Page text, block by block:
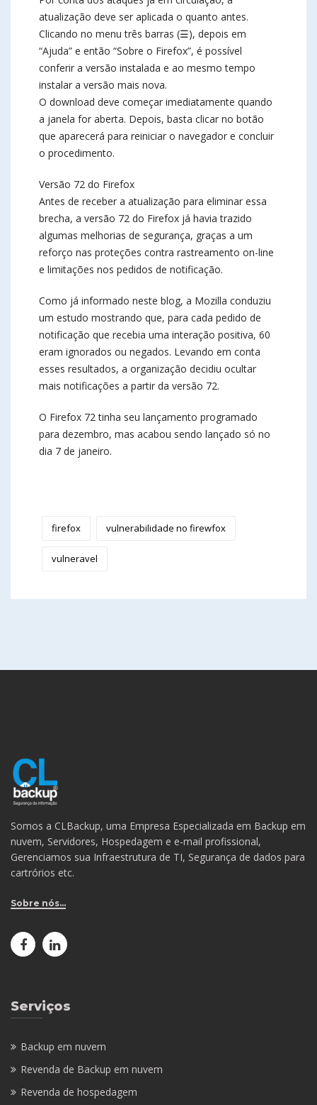
atualização deve ser aplicada o quanto antes.
Clicando no menu três barras (☰), depois em
“Ajuda” e então “Sobre o Firefox”, é possível
conferir a versão instalada e ao mesmo tempo
instalar a versão mais nova.
O download deve começar imediatamente quando
a janela for aberta. Depois, basta clicar no botão
que aparecerá para reiniciar o navegador e concluir
o procedimento.
Versão 72 do Firefox
Antes de receber a atualização para eliminar essa
brecha, a versão 72 do Firefox já havia trazido
algumas melhorias de segurança, graças a um
reforço nas proteções contra rastreamento on-line
e limitações nos pedidos de notificação.
Como já informado neste blog, a Mozilla conduziu
um estudo mostrando que, para cada pedido de
notificação que recebia uma interação positiva, 60
eram ignorados ou negados. Levando em conta
esses resultados, a organização decidiu ocultar
mais notificações a partir da versão 72.
O Firefox 72 tinha seu lançamento programado
para dezembro, mas acabou sendo lançado só no
dia 7 de janeiro.
firefox vulnerabilidade no firewfox
vulneravel
Somos a CLBackup, uma Empresa Especializada em Backup em
nuvem, Servidores, Hospedagem e e-mail profissional,
Gerenciamos sua Infraestrutura de TI, Segurança de dados para
cartrórios etc.
Sobre nós...
Serviços
Backup em nuvem
Revenda de Backup em nuvem
Revenda de hospedagem